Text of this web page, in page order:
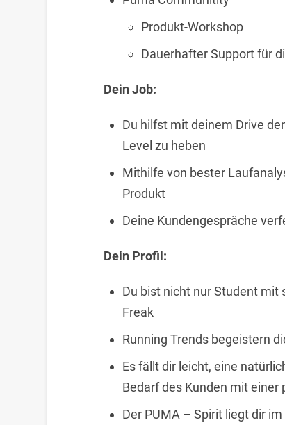
Produkt-Workshop
Dauerhafter Support für
Dein Job:
Du hilfst mit deinem Drive
Level zu heben
Mithilfe von bester
Produkt
Deine Kundengespräche
Dein Profil:
Du bist nicht nur Student mit
Freak
Running Trends begeistern
Es fällt dir leicht, eine
Bedarf des Kunden mit
Der PUMA – Spirit liegt dir im